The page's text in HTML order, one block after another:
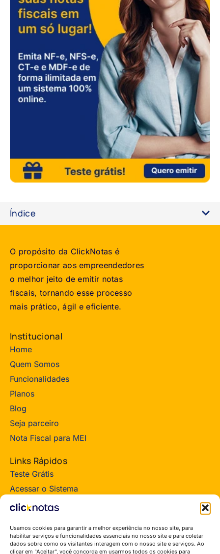
Usamos cookies para garantir a melhor experiência no nosso site, para
habilitar serviços e funcionalidades essenciais no nosso site e para coletar
dados sobre como os visitantes interagem com o nosso site e serviços. Ao
clicar em "Aceitar", você concorda em usarmos todos os cookies para
Índice
O propósito da ClickNotas é
proporcionar aos empreendedores
o melhor jeito de emitir notas
fiscais, tornando esse processo
mais prático, ágil e eficiente.
Institucional
Home
Quem Somos
Funcionalidades
Planos
Blog
Seja parceiro
Nota Fiscal para MEI
Links Rápidos
Teste Grátis
Acessar o Sistema
Suporte ClickNotas
Termos de Serviços
Termos Parceiro